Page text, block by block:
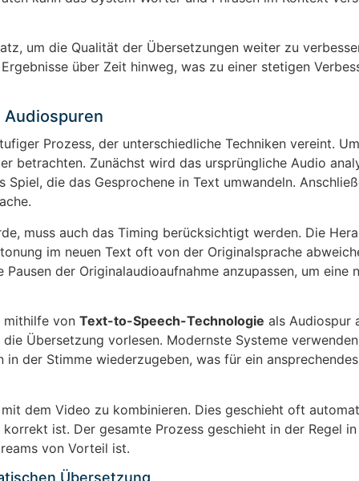
um die Qualität der Übersetzungen weiter zu
über Zeit hinweg, was zu einer stetigen
Prozess, der unterschiedliche Techniken vereint.
betrachten. Zunächst wird das ursprüngliche Audio
die das Gesprochene in Text umwandeln.
muss auch das Timing berücksichtigt werden. Die
im neuen Text oft von der Originalsprache
der Originalaudioaufnahme anzupassen, um eine
mithilfe von Text-to-Speech-Technologie als Audiospur
Übersetzung vorlesen. Modernste Systeme
der Stimme wiederzugeben, was für ein
dem Video zu kombinieren. Dies geschieht oft
ist. Der gesamte Prozess geschieht in der Regel
von Vorteil ist.
Übersetzung